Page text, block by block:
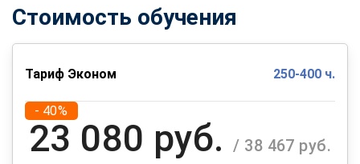
Стоимость обучения
Тариф Эконом 250-400 ч.
- 40%
23 080 руб. / 38 467 руб.